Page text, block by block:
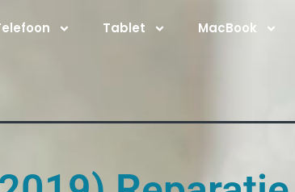
Tablet MacBook